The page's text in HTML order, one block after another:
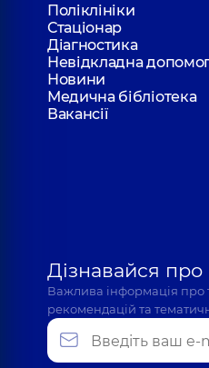
Поліклініки
Стаціонар
Діагностика
Невідкладна
Новини
Медична бібліотека
Вакансії
Дізнавайся
Важлива інформація про
рекомендацій та